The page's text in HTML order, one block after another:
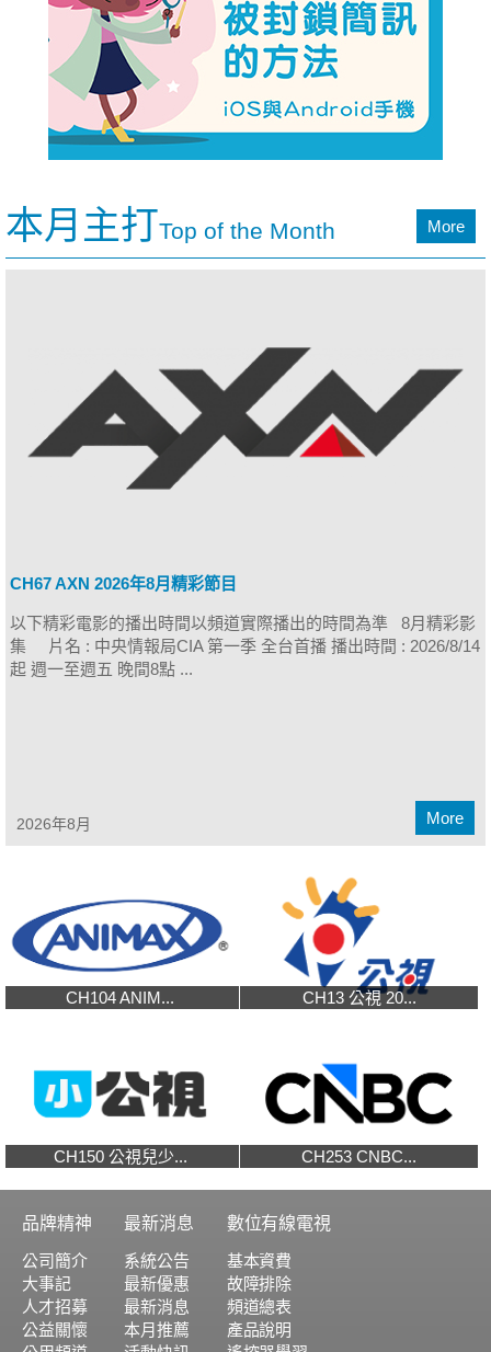
本月主打Top of the Month More
CH67 AXN 2026年8月精彩節目
以下精彩電影的播出時間以頻道實際播出的時間為準 8月精彩影
集 片名 : 中央情報局CIA 第一季 全台首播 播出時間 : 2026/8/14
起 週一至週五 晚間8點 ...
2026年8月 More
CH104 ANIM... CH13 公視 20...
CH150 公視兒少... CH253 CNBC...
品牌精神
公司簡介
大事記
人才招募
公益關懷
最新消息
系統公告
最新優惠
最新消息
本月推薦
數位有線電視
基本資費
故障排除
頻道總表
產品說明